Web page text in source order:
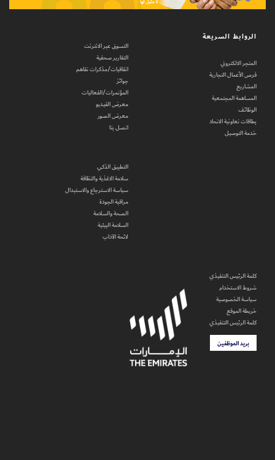
الروابط السريعة
المتجر الالكتروني
فرص الأعمال التجارية
المشاريع
المساهمة المجتمعية
الوظائف
بطاقات تعاونية الاتحاد
خدمة التوصيل
التسوق عبر الانترنت
التقارير صحفية
اتفاقيات/مذكرات تفاهم
جوائز
المؤتمرات/الفعاليات
معرض الفيديو
معرض الصور
اتصل بنا
التطبيق الذكي
سلامة الاغذية والنظافة
سياسة الاسترجاع والاستبدال
مراقبة الجودة
الصحة والسلامة
السلامة البيئية
لائحة الآداب
كلمة الرئيس التنفيذي
شروط الاستخدام
سياسة الخصوصية
خريطة الموقع
كلمة الرئيس التنفيذي
بريد الموظفين